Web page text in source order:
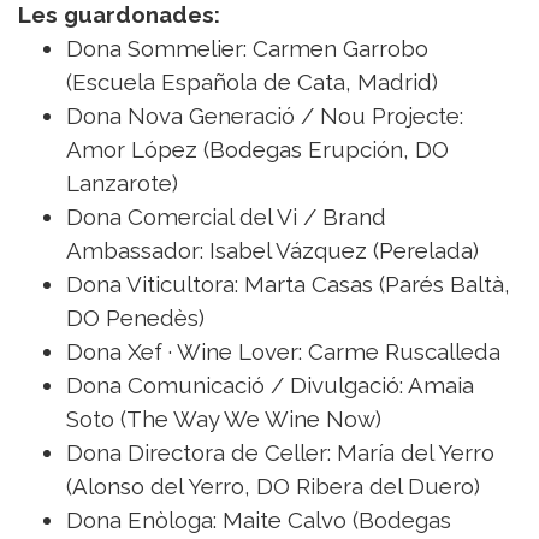
Les guardonades:
Dona Sommelier: Carmen Garrobo
(Escuela Española de Cata, Madrid)
Dona Nova Generació / Nou Projecte:
Amor López (Bodegas Erupción, DO
Lanzarote)
Dona Comercial del Vi / Brand
Ambassador: Isabel Vázquez (Perelada)
Dona Viticultora: Marta Casas (Parés Baltà,
DO Penedès)
Dona Xef · Wine Lover: Carme Ruscalleda
Dona Comunicació / Divulgació: Amaia
Soto (The Way We Wine Now)
Dona Directora de Celler: María del Yerro
(Alonso del Yerro, DO Ribera del Duero)
Dona Enòloga: Maite Calvo (Bodegas